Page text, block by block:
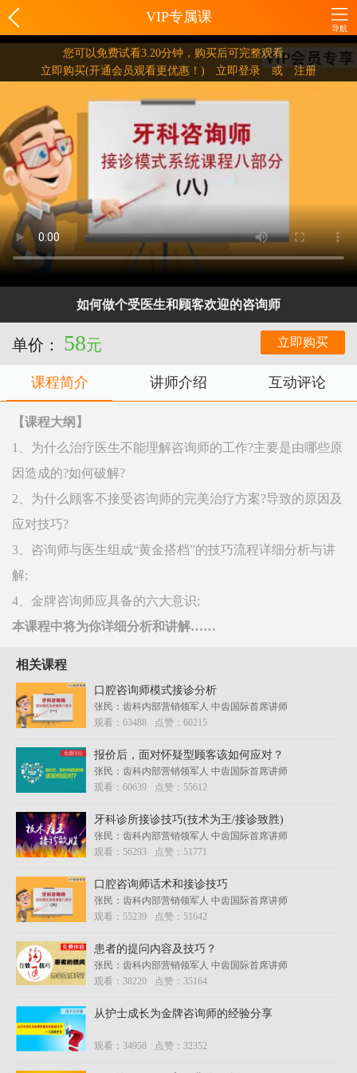
VIP专属课
导航
您可以免费试看3.20分钟，购买后可完整观看。
立即购买(开通会员观看更优惠！) 立即登录 或注册
如何做个受医生和顾客欢迎的咨询师
单价： 58元 立即购买
课程简介 讲师介绍 互动评论
【课程大纲】
1、为什么治疗医生不能理解咨询师的工作?主要是由哪些原
因造成的?如何破解?
2、为什么顾客不接受咨询师的完美治疗方案?导致的原因及
应对技巧?
3、咨询师与医生组成“黄金搭档”的技巧流程详细分析与讲
解;
4、金牌咨询师应具备的六大意识;
本课程中将为你详细分析和讲解……
相关课程
口腔咨询师模式接诊分析
张民：齿科内部营销领军人 中齿国际首席讲师
观看： 63488 点赞： 60215
报价后，面对怀疑型顾客该如何应对？
张民：齿科内部营销领军人 中齿国际首席讲师
观看： 60639 点赞： 55612
牙科诊所接诊技巧(技术为王/接诊致胜)
张民：齿科内部营销领军人 中齿国际首席讲师
观看： 56293 点赞： 51771
口腔咨询师话术和接诊技巧
张民：齿科内部营销领军人 中齿国际首席讲师
观看： 55239 点赞： 51642
患者的提问内容及技巧？
张民：齿科内部营销领军人 中齿国际首席讲师
观看： 38220 点赞： 35164
从护士成长为金牌咨询师的经验分享
观看： 34958 点赞： 32352